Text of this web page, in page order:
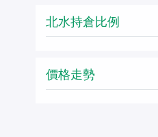
北水持倉比例
價格走勢